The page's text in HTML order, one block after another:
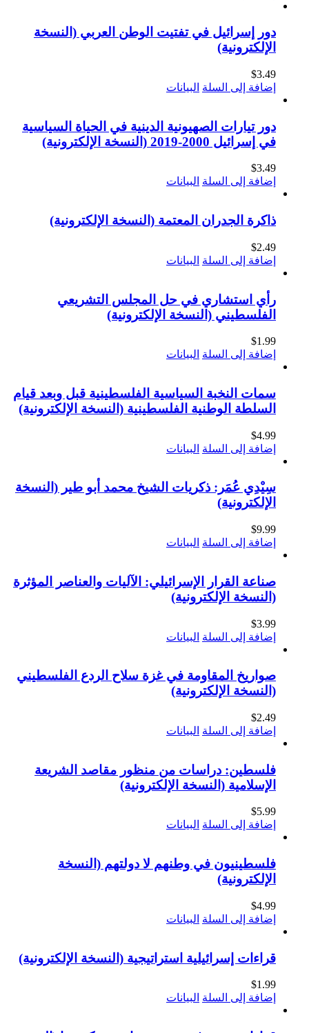
دور إسرائيل في تفتيت الوطن العربي (النسخة
الإلكترونية)
$3.49
إضافة إلى السلة البيانات
دور تيارات الصهيونية الدينية في الحياة السياسية
في إسرائيل 2000-2019 (النسخة الإلكترونية)
$3.49
إضافة إلى السلة البيانات
ذاكرة الجدران المعتمة (النسخة الإلكترونية)
$2.49
إضافة إلى السلة البيانات
رأي استشاري في حل المجلس التشريعي
الفلسطيني (النسخة الإلكترونية)
$1.99
إضافة إلى السلة البيانات
سمات النخبة السياسية الفلسطينية قبل وبعد قيام
السلطة الوطنية الفلسطينية (النسخة الإلكترونية)
$4.99
إضافة إلى السلة البيانات
سِيْدِي عُمَر: ذكريات الشيخ محمد أبو طير (النسخة
الإلكترونية)
$9.99
إضافة إلى السلة البيانات
صناعة القرار الإسرائيلي: الآليات والعناصر المؤثرة
(النسخة الإلكترونية)
$3.99
إضافة إلى السلة البيانات
صواريخ المقاومة في غزة سلاح الردع الفلسطيني
(النسخة الإلكترونية)
$2.49
إضافة إلى السلة البيانات
فلسطين: دراسات من منظور مقاصد الشريعة
الإسلامية (النسخة الإلكترونية)
$5.99
إضافة إلى السلة البيانات
فلسطينيون في وطنهم لا دولتهم (النسخة
الإلكترونية)
$4.99
إضافة إلى السلة البيانات
قراءات إسرائيلية استراتيجية (النسخة الإلكترونية)
$1.99
إضافة إلى السلة البيانات